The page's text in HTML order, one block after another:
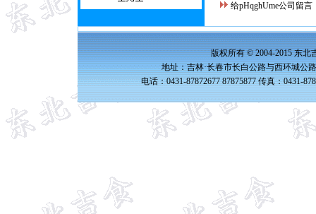
给pHqghUme公司留言
版权所有 © 2004-2015 东北
地址：吉林·长春市长白公路与西环城公
电话：0431-87872677 87875877 传真：0431-